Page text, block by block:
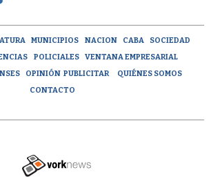
MUNICIPIOS NACION CABA
SOCIEDAD
POLICIALES
VENTANA EMPRESARIAL
OPINIÓN PUBLICITAR
QUIÉNES SOMOS
CONTACTO